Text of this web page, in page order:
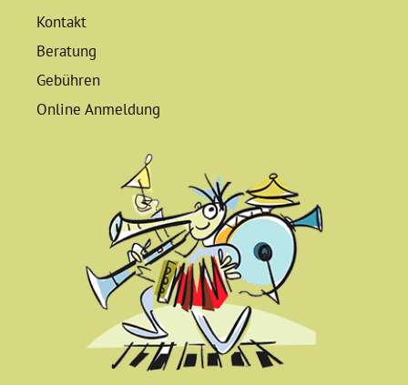
Kontakt
Beratung
Gebühren
Online Anmeldung